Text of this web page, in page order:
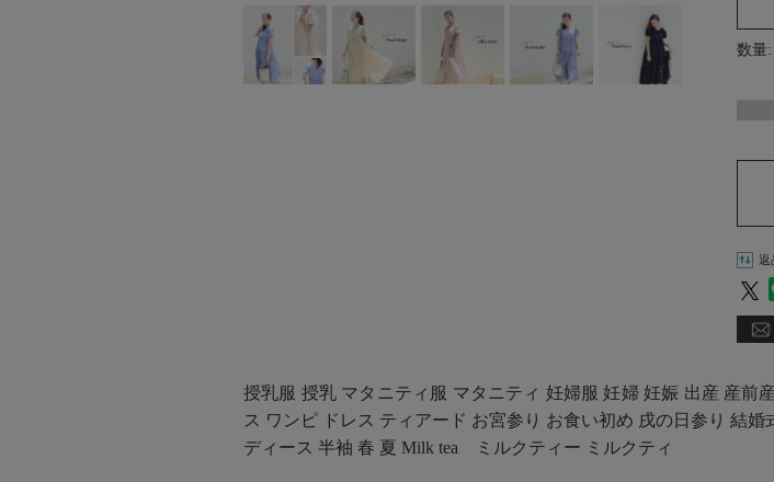
数量:
返
授乳服 授乳 マタニティ服 マタニティ 妊婦服 妊婦 妊娠 出産 産前
ス ワンピ ドレス ティアード お宮参り お食い初め 戌の日参り 結
ディース 半袖 春 夏 Milk tea ミルクティー ミルクティ